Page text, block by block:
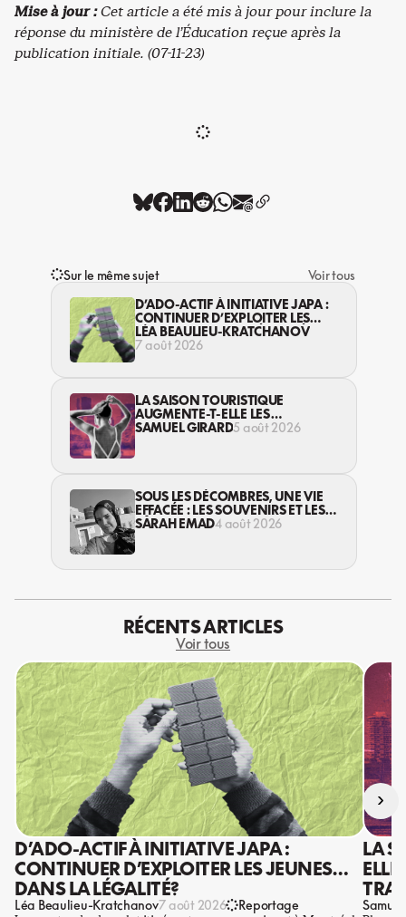
Mise à jour :Cet article a été mis à jour pour inclure la
réponse du ministère de l’Éducation reçue après la
publication initiale. (07-11-23)
Sur le même sujet
Voir tous
D’ADO-ACTIF À INITIATIVE JAPA :
CONTINUER D’EXPLOITER LES
JEUNES… DANS LA LÉGALITÉ?
LÉA BEAULIEU-KRATCHANOV
7 août 2026
LA SAISON TOURISTIQUE
AUGMENTE-T-ELLE LES
VIOLENCES CONTRE LES
SAMUEL GIRARD5 août 2026
SOUS LES DÉCOMBRES, UNE VIE
EFFACÉE : LES SOUVENIRS ET LES
RÊVES PERDUS DES HABITANT·ES
SARAH EMAD4 août 2026
RÉCENTS ARTICLES
Voir tous
D’ADO-ACTIF À INITIATIVE JAPA :
CONTINUER D’EXPLOITER LES JEUNES…
DANS LA LÉGALITÉ?
Léa Beaulieu-Kratchanov7 août 2026 Reportage
LA
›